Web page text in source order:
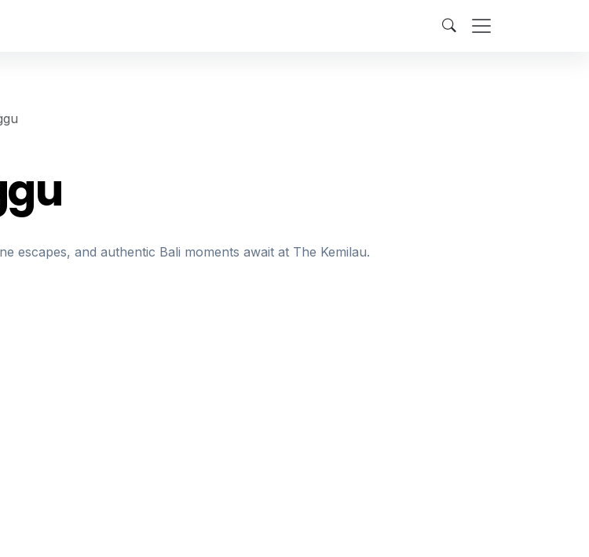
escapes, and authentic Bali moments await at The Kemilau.